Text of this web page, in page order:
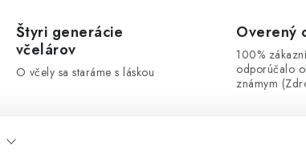
Štyri generácie
včelárov
O včely sa staráme s láskou
Overený
100%
odporúčalo
známym